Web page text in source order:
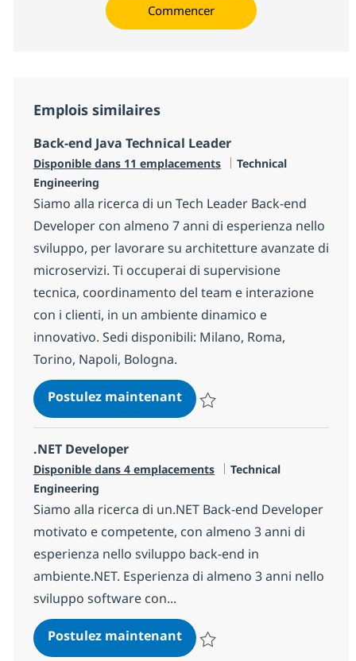
Commencer
Emplois similaires
Back-end Java Technical Leader
Disponible dans 11 emplacements Catégorie
Technical
Engineering
Siamo alla ricerca di un Tech Leader Back-end
Developer con almeno 7 anni di esperienza nello
sviluppo, per lavorare su architetture avanzate di
microservizi. Ti occuperai di supervisione
tecnica, coordinamento del team e interazione
con i clienti, in un ambiente dinamico e
innovativo. Sedi disponibili: Milano, Roma,
Torino, Napoli, Bologna.
Postulez maintenantBack-end Java Technical
.NET Developer
Disponible dans 4 emplacements Catégorie
Technical
Engineering
Siamo alla ricerca di un.NET Back-end Developer
motivato e competente, con almeno 3 anni di
esperienza nello sviluppo back-end in
ambiente.NET. Esperienza di almeno 3 anni nello
sviluppo software con...
Postulez maintenant.NET Developer